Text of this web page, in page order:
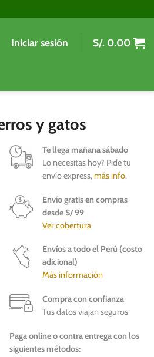
Iniciar sesión S/. 0.00
y gatos
Te llega mañana sábado
Lo necesitas hoy? Pide tu
envío express,más info.
Envío gratis en compras
desde S/ 99
Ver cobertura
Envíos a todo el Perú (costo
adicional)
Más información
Compra con confianza
Tus datos viajan seguros
Paga online o contra entrega con los
siguientes métodos: